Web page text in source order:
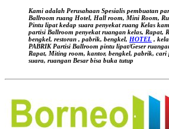
Kami adalah Perusahaan Spesialis pembuatan
Ballroom ruang Hotel, Hall room, Mini Room,
Pintu lipat kedap suara penyekat ruang Kelas
partisi Ballroom penyekat ruangan kelas, Rapat,
bengkel, restoran , pabrik, bengkel, HOTEL ,
PABRIK Partisi Ballroom pintu lipat/Geser
Rapat, Miting room, kantor, bengkel, pabrik, cari
suara, ruangan Besar bisa buka tutup